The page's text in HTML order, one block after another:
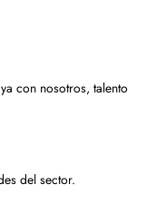
con nosotros, talento
del sector.